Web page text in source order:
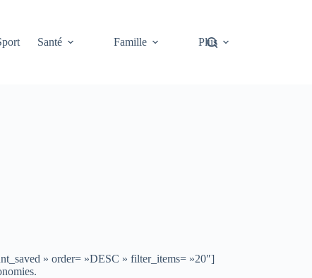
Santé Famille Plus
» order= »DESC » filter_items= »20″]